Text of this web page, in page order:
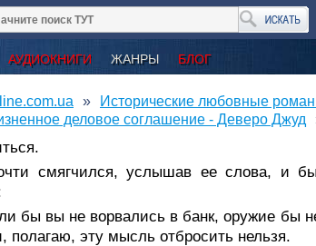
АУДИОКНИГИ ЖАНРЫ БЛОГ
Исторические любовные
деловое соглашение - Деверо Джуд
смягчился, услышав ее слова, и
бы вы не ворвались в банк, оружие бы
полагаю, эту мысль отбросить нельзя.